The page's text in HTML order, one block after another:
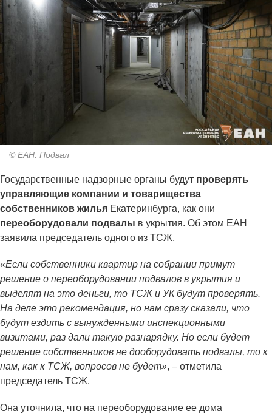
© ЕАН. Подвал
Государственные надзорные органы будут проверять
управляющие компании и товарищества
собственников жилья Екатеринбурга, как они
переоборудовали подвалы в укрытия. Об этом ЕАН
заявила председатель одного из ТСЖ.
«Если собственники квартир на собрании примут
решение о переоборудовании подвалов в укрытия и
выделят на это деньги, то ТСЖ и УК будут проверять.
На деле это рекомендация, но нам сразу сказали, что
будут ездить с вынужденными инспекционными
визитами, раз дали такую разнарядку. Но если будет
решение собственников не дооборудовать подвалы, то к
нам, как к ТСЖ, вопросов не будет», – отметила
председатель ТСЖ.
Она уточнила, что на переоборудование ее дома